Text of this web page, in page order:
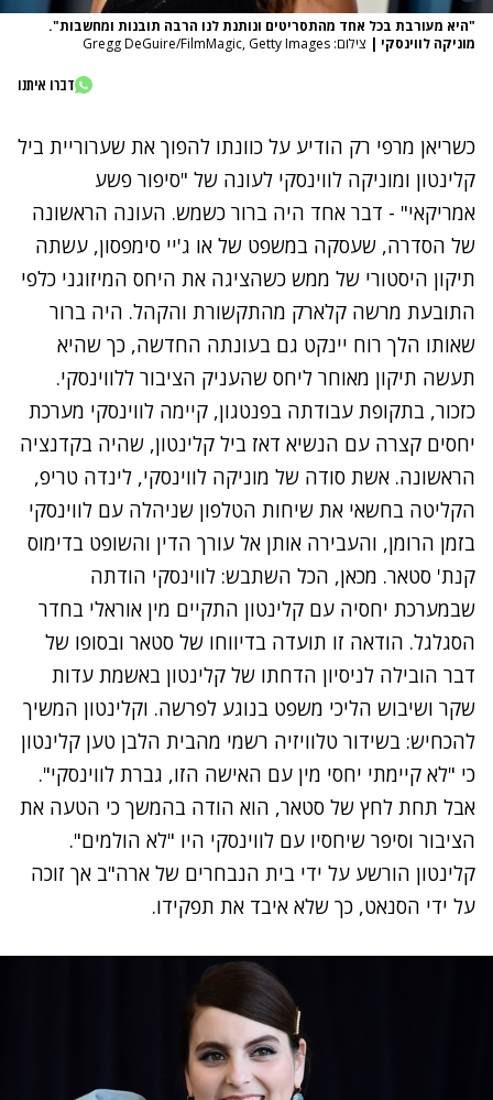
"היא מעורבת בכל אחד מהתסריטים ונותנת לנו הרבה תובנות ומחשבות".
מוניקה לווינסקי | צילום: Gregg DeGuire/FilmMagic, Getty Images
דברו איתנו
כשריאן מרפי רק הודיע על כוונתו להפוך את שערוריית ביל
קלינטון ומוניקה לווינסקי לעונה של "סיפור פשע
אמריקאי" - דבר אחד היה ברור כשמש. העונה הראשונה
של הסדרה, שעסקה במשפט של או ג'יי סימפסון, עשתה
תיקון היסטורי של ממש כשהציגה את היחס המיזוגני כלפי
התובעת מרשה קלארק מהתקשורת והקהל. היה ברור
שאותו הלך רוח יינקט גם בעונתה החדשה, כך שהיא
תעשה תיקון מאוחר ליחס שהעניק הציבור ללווינסקי.
כזכור, בתקופת עבודתה בפנטגון, קיימה לווינסקי מערכת
יחסים קצרה עם הנשיא דאז ביל קלינטון, שהיה בקדנציה
הראשונה. אשת סודה של מוניקה לווינסקי, לינדה טריפ,
הקליטה בחשאי את שיחות הטלפון שניהלה עם לווינסקי
בזמן הרומן, והעבירה אותן אל עורך הדין והשופט בדימוס
קנת' סטאר. מכאן, הכל השתבש: לווינסקי הודתה
שבמערכת יחסיה עם קלינטון התקיים מין אוראלי בחדר
הסגלגל. הודאה זו תועדה בדיווחו של סטאר ובסופו של
דבר הובילה לניסיון הדחתו של קלינטון באשמת עדות
שקר ושיבוש הליכי משפט בנוגע לפרשה. וקלינטון המשיך
להכחיש: בשידור טלוויזיה רשמי מהבית הלבן טען קלינטון
כי "לא קיימתי יחסי מין עם האישה הזו, גברת לווינסקי".
אבל תחת לחץ של סטאר, הוא הודה בהמשך כי הטעה את
הציבור וסיפר שיחסיו עם לווינסקי היו "לא הולמים".
קלינטון הורשע על ידי בית הנבחרים של ארה"ב אך זוכה
על ידי הסנאט, כך שלא איבד את תפקידו.